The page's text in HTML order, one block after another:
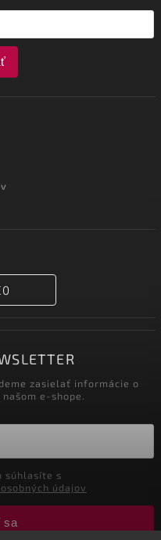
zasielať informácie o
e-shope.
údajov
sa